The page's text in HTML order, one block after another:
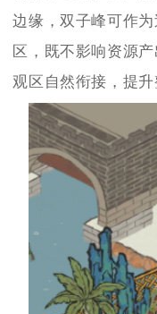
边缘，双子峰可作
区，既不影响资源
观区自然衔接，提升